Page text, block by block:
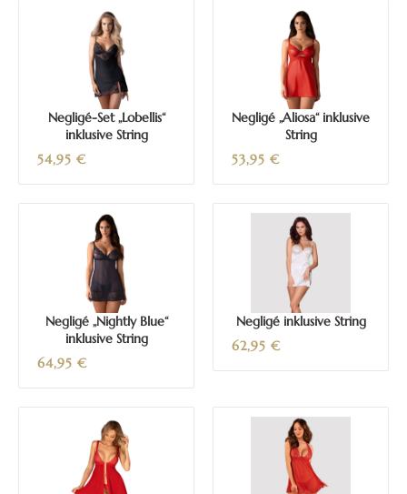
Negligé-Set „Lobellis“
inklusive String
54,95 €
Negligé „Aliosa“ inklusive
String
53,95 €
Negligé „Nightly Blue“
inklusive String
64,95 €
Negligé inklusive String
62,95 €